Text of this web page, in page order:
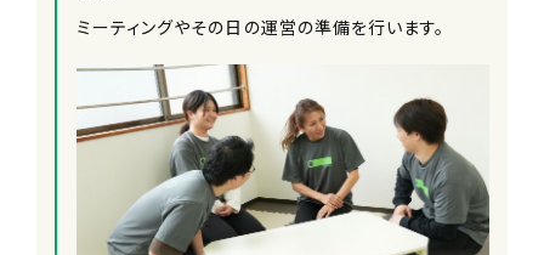
ミーティングやその日の運営の準備を行います。